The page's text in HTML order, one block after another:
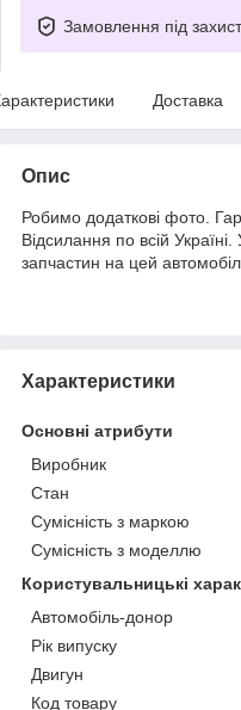
Замовлення під
Доставка
Опис
Робимо додаткові фото.
Відсилання по всій
запчастин на цей
Характеристики
Основні атрибути
Виробник
Стан
Сумісність з маркою
Сумісність з моделлю
Користувальницькі
Автомобіль-донор
Рік випуску
Двигун
Код товару